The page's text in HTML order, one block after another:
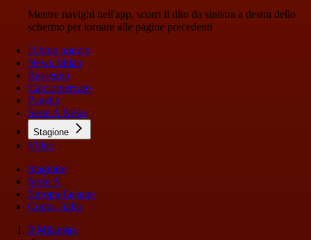
Mentre navighi nell'app, scorri il dito da sinistra a destra dello
schermo per tornare alle pagine precedenti
Ultime notizie
News Milan
Rassegna
Calciomercato
Pagelle
Serie A News
Stagione
Video
Stagione
Serie A
Europa League
Coppa Italia
Il Milanista